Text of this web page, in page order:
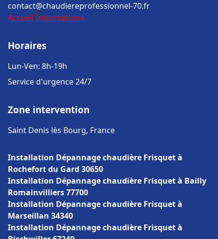
contact@chaudiereprofessionnel-70.fr
Accueil Informations
Horaires
Lun-Ven: 8h-19h
Service d'urgence 24/7
Zone intervention
Saint Denis lès Bourg, France
Installation Dépannage chaudière Frisquet à
Rochefort du Gard 30650
Installation Dépannage chaudière Frisquet à Bailly
Romainvilliers 77700
Installation Dépannage chaudière Frisquet à
Marseillan 34340
Installation Dépannage chaudière Frisquet à